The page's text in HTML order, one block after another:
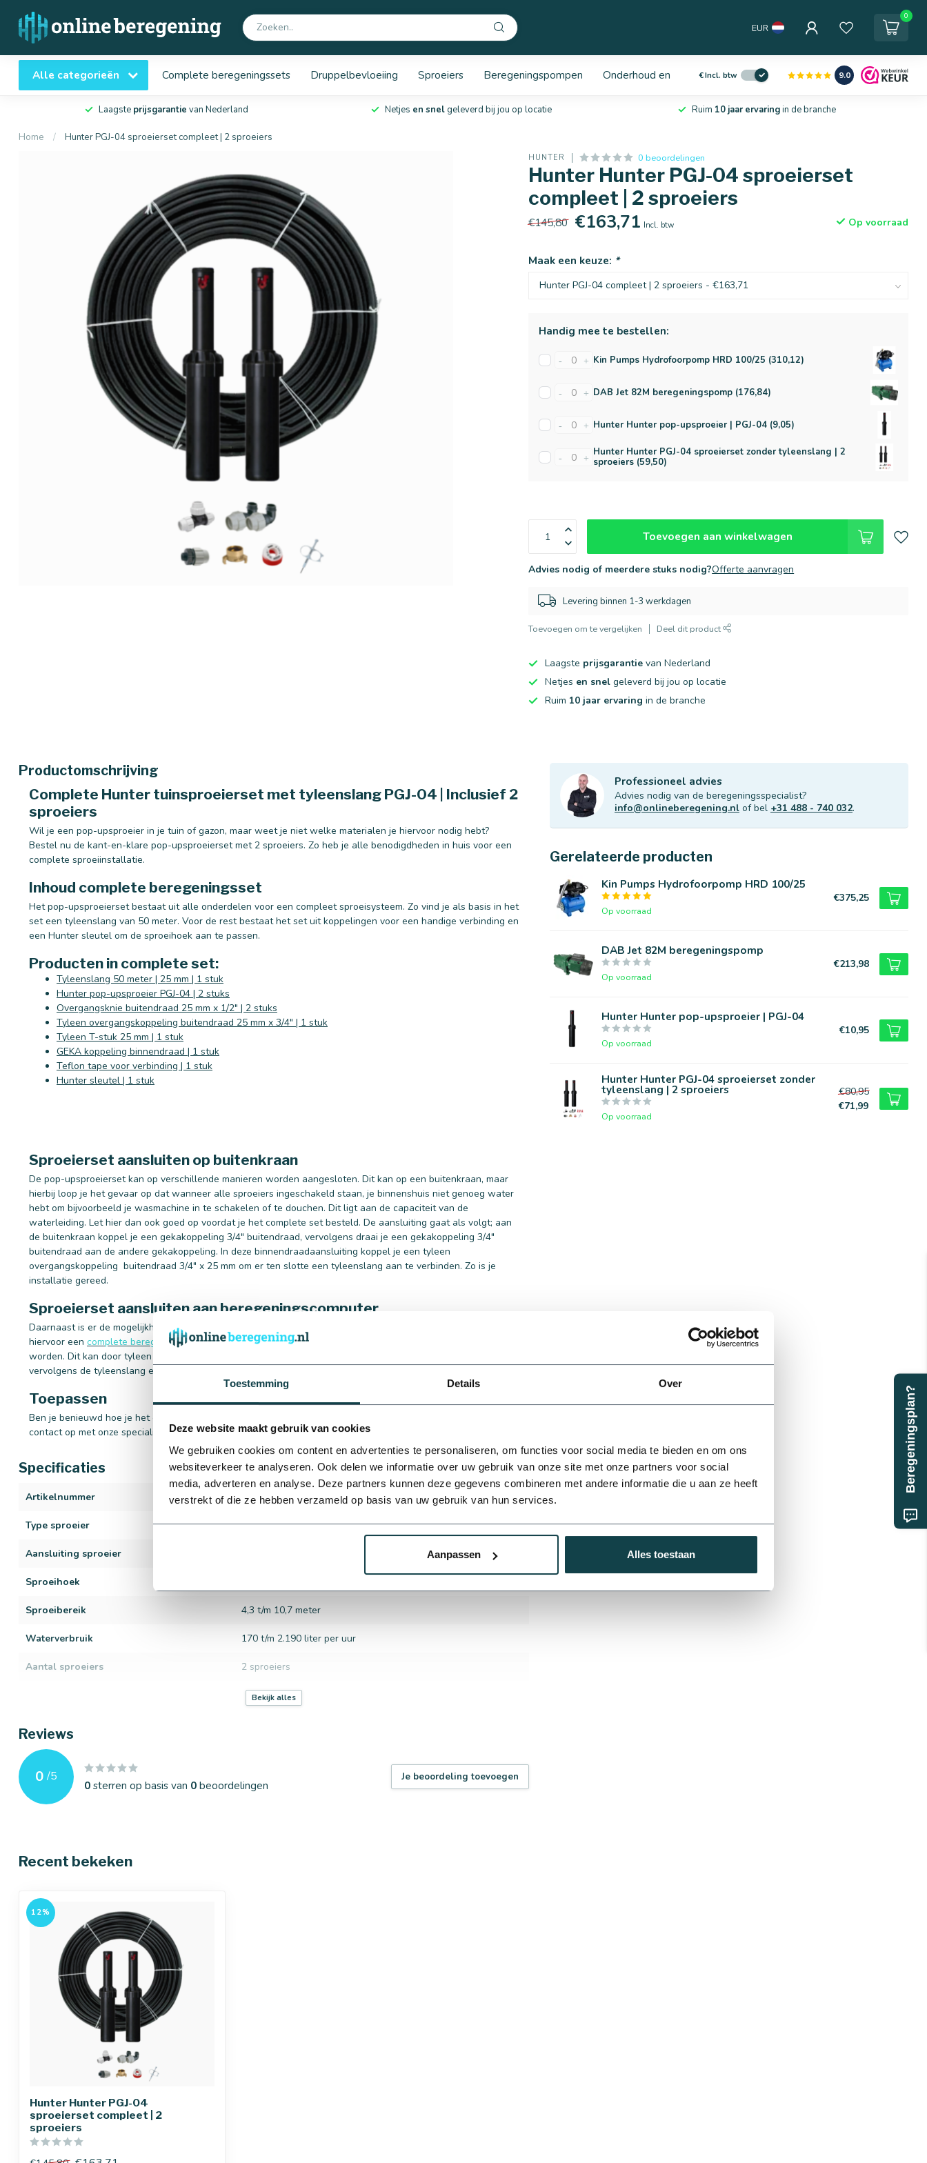
Toestemming Details Over
Deze website maakt gebruik van cookies
We gebruiken cookies om content en advertenties te personaliseren, om functies voor social media te bieden en om ons
websiteverkeer te analyseren. Ook delen we informatie over uw gebruik van onze site met onze partners voor social
media, adverteren en analyse. Deze partners kunnen deze gegevens combineren met andere informatie die u aan ze heeft
verstrekt of die ze hebben verzameld op basis van uw gebruik van hun services.
Aanpassen Alles toestaan
EUR
0
Alle categorieën Complete beregeningssets Druppelbevloeiing Sproeiers Beregeningspompen Onderhoud en service
€Incl. btw 9.0
Laagste prijsgarantie van Nederland Netjes en snelgeleverd bij jou op locatie Ruim 10 jaar ervaringin de branche
Home / Hunter PGJ-04 sproeierset compleet | 2 sproeiers
HUNTER 0 beoordelingen
Hunter Hunter PGJ-04 sproeierset
compleet | 2 sproeiers
€145,80 €163,71 Incl. btw Op voorraad
Maak een keuze: *
Handig mee te bestellen:
- + Kin Pumps Hydrofoorpomp HRD 100/25 (310,12)
- + DAB Jet 82M beregeningspomp (176,84)
- + Hunter Hunter pop-upsproeier | PGJ-04 (9,05)
- + Hunter Hunter PGJ-04 sproeierset zonder tyleenslang | 2
sproeiers (59,50)
Toevoegen aan winkelwagen
Advies nodig of meerdere stuks nodig?Offerte aanvragen
Levering binnen 1-3 werkdagen
Toevoegen om te vergelijken Deel dit product
Laagste prijsgarantie van Nederland
Netjes en snel geleverd bij jou op locatie
Ruim 10 jaar ervaring in de branche
Productomschrijving
Complete Hunter tuinsproeierset met tyleenslang PGJ-04 | Inclusief 2
sproeiers
Wil je een pop-upsproeier in je tuin of gazon, maar weet je niet welke materialen je hiervoor nodig hebt?
Bestel nu de kant-en-klare pop-upsproeierset met 2 sproeiers. Zo heb je alle benodigdheden in huis voor een
complete sproeiinstallatie.
Inhoud complete beregeningsset
Het pop-upsproeierset bestaat uit alle onderdelen voor een compleet sproeisysteem. Zo vind je als basis in het
set een tyleenslang van 50 meter. Voor de rest bestaat het set uit koppelingen voor een handige verbinding en
een Hunter sleutel om de sproeihoek aan te passen.
Producten in complete set:
Tyleenslang 50 meter | 25 mm | 1 stuk
Hunter pop-upsproeier PGJ-04 | 2 stuks
Overgangsknie buitendraad 25 mm x 1/2" | 2 stuks
Tyleen overgangskoppeling buitendraad 25 mm x 3/4" | 1 stuk
Tyleen T-stuk 25 mm | 1 stuk
GEKA koppeling binnendraad | 1 stuk
Teflon tape voor verbinding | 1 stuk
Hunter sleutel | 1 stuk
Sproeierset aansluiten op buitenkraan
De pop-upsproeierset kan op verschillende manieren worden aangesloten. Dit kan op een buitenkraan, maar
hierbij loop je het gevaar op dat wanneer alle sproeiers ingeschakeld staan, je binnenshuis niet genoeg water
hebt om bijvoorbeeld je wasmachine in te schakelen of te douchen. Dit ligt aan de capaciteit van de
waterleiding. Let hier dan ook goed op voordat je het complete set besteld. De aansluiting gaat als volgt; aan
de buitenkraan koppel je een gekakoppeling 3/4" buitendraad, vervolgens draai je een gekakoppeling 3/4"
buitendraad aan de andere gekakoppeling. In deze binnendraadaansluiting koppel je een tyleen
overgangskoppeling buitendraad 3/4" x 25 mm om er ten slotte een tyleenslang aan te verbinden. Zo is je
installatie gereed.
Sproeierset aansluiten aan beregeningscomputer
Daarnaast is er de mogelijkheid om het sproeierset via een beregeningsautomaat te laten regelen. Wij hebben
hiervoor een complete beregeningsstationsamengesteld, waaraan de tuinsproeierset aan gekoppeld kan
worden. Dit kan door tyleen overgangskoppelingen buitendraad 1" aan de magneetkleppen te koppelen en er
vervolgens de tyleenslang er aan te verbinden.
Toepassen
Ben je benieuwd hoe je het complete sproeierset toepast in je tuin of heb je een andere vraag? Neem gerust
contact op met onze specialisten. Wij helpen je graag!
Specificaties
Artikelnummer 1530
Type sproeier PGJ-04
Aansluiting sproeier
Sproeihoek
Sproeibereik 4,3 t/m 10,7 meter
Waterverbruik 170 t/m 2.190 liter per uur
Aantal sproeiers 2 sproeiers
ø 25 mm
Werkdruk
Materiaal sproeier Kunststof
Bekijk alles
Reviews
0 /5
0sterren op basis van 0beoordelingen
Je beoordeling toevoegen
Professioneel advies
Advies nodig van de beregeningsspecialist?
info@onlineberegening.nl of bel +31 488 - 740 032.
Gerelateerde producten
Kin Pumps Hydrofoorpomp HRD 100/25
Op voorraad
€375,25
DAB Jet 82M beregeningspomp
Op voorraad
€213,98
Hunter Hunter pop-upsproeier | PGJ-04
Op voorraad
€10,95
Hunter Hunter PGJ-04 sproeierset zonder
tyleenslang | 2 sproeiers
Op voorraad
€80,95
€71,99
Recent bekeken
12%
Hunter Hunter PGJ-04
sproeierset compleet | 2
sproeiers
Beregeningsplan?